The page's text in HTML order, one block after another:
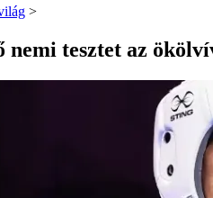
>
nemi tesztet az